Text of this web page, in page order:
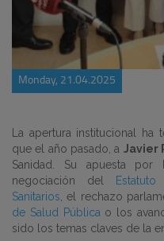
Monday, 21.04.2025
La apertura institucional
que el año pasado, a Javier
Sanidad. Su apuesta por
negociación del
Sanitarios , el rechazo
de Salud Pública o los
sido los temas claves de la